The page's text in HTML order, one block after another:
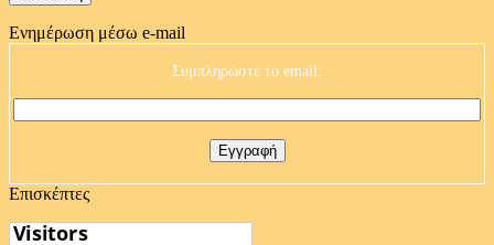
Ενημέρωση μέσω e-mail
Συμπληρώστε το email:
Επισκέπτες